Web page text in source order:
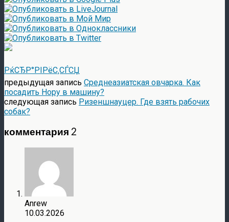
РќСЂР°РІРёС‚СЃСЏ
предыдущая запись Среднеазиатская овчарка. Как
посадить Нору в машину?
следующая запись Ризеншнауцер. Где взять рабочих
собак?
комментария 2
Anrew
10.03.2026